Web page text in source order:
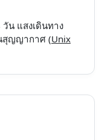
น แสงเดินทาง
สุญญากาศ (Unix